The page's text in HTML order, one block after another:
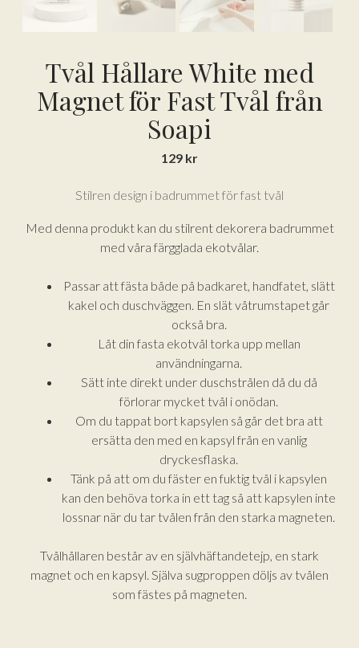
Tvål Hållare White med
Magnet för Fast Tvål från
Soapi
129 kr
Stilren design i badrummet för fast tvål
Med denna produkt kan du stilrent dekorera badrummet
med våra färgglada ekotvålar.
Passar att fästa både på badkaret, handfatet, slätt
kakel och duschväggen. En slät våtrumstapet går
också bra.
Låt din fasta ekotvål torka upp mellan
användningarna.
Sätt inte direkt under duschstrålen då du då
förlorar mycket tvål i onödan.
Om du tappat bort kapsylen så går det bra att
ersätta den med en kapsyl från en vanlig
dryckesflaska.
Tänk på att om du fäster en fuktig tvål i kapsylen
kan den behöva torka in ett tag så att kapsylen inte
lossnar när du tar tvålen från den starka magneten.
Tvålhållaren består av en självhäftandetejp, en stark
magnet och en kapsyl. Själva sugproppen döljs av tvålen
som fästes på magneten.